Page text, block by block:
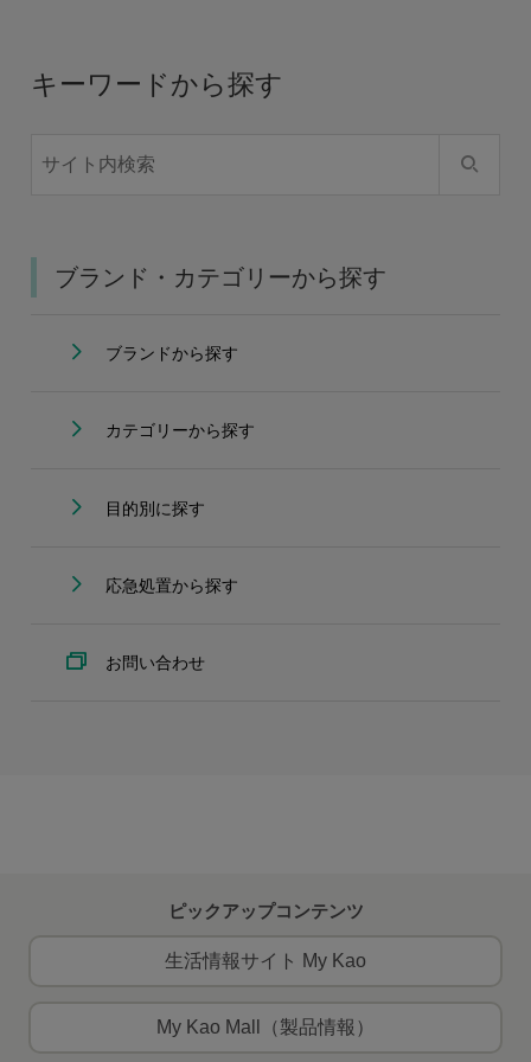
キーワードから探す
ブランド・カテゴリーから探す
ブランドから探す
カテゴリーから探す
目的別に探す
応急処置から探す
お問い合わせ
ピックアップコンテンツ
生活情報サイト My Kao
My Kao Mall（製品情報）